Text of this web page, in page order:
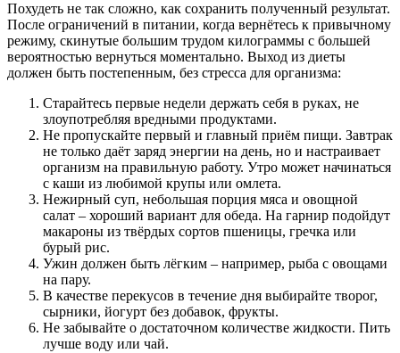
Похудеть не так сложно, как сохранить полученный результат.
После ограничений в питании, когда вернётесь к привычному
режиму, скинутые большим трудом килограммы с большей
вероятностью вернуться моментально. Выход из диеты
должен быть постепенным, без стресса для организма:
Старайтесь первые недели держать себя в руках, не
злоупотребляя вредными продуктами.
Не пропускайте первый и главный приём пищи. Завтрак
не только даёт заряд энергии на день, но и настраивает
организм на правильную работу. Утро может начинаться
с каши из любимой крупы или омлета.
Нежирный суп, небольшая порция мяса и овощной
салат – хороший вариант для обеда. На гарнир подойдут
макароны из твёрдых сортов пшеницы, гречка или
бурый рис.
Ужин должен быть лёгким – например, рыба с овощами
на пару.
В качестве перекусов в течение дня выбирайте творог,
сырники, йогурт без добавок, фрукты.
Не забывайте о достаточном количестве жидкости. Пить
лучше воду или чай.